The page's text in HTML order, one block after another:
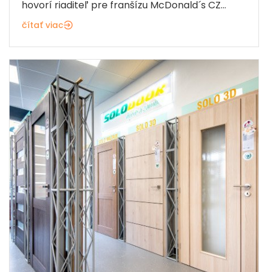
hovorí riaditeľ pre franšízu McDonald´s CZ...
čítať viac